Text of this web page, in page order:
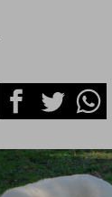
FacebookTwitter